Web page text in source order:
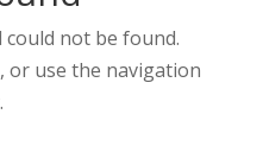
not be found.
or use the navigation